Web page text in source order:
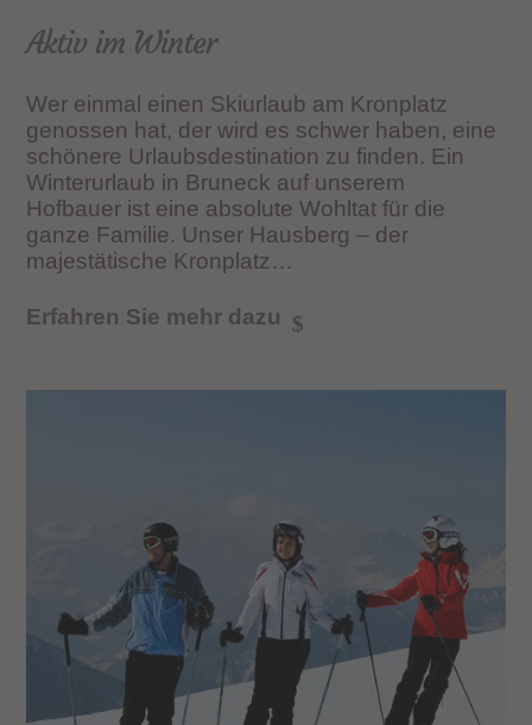
Aktiv im Winter
Wer einmal einen Skiurlaub am Kronplatz
genossen hat, der wird es schwer haben, eine
schönere Urlaubsdestination zu finden. Ein
Winterurlaub in Bruneck auf unserem
Hofbauer ist eine absolute Wohltat für die
ganze Familie. Unser Hausberg – der
majestätische Kronplatz…
Erfahren Sie mehr dazu